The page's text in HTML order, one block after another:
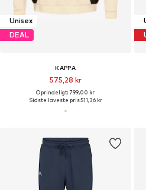
Unisex
DEAL
KAPPA
575,28 kr
Oprindeligt: 799,00 kr
Sidste laveste pris:511,36 kr